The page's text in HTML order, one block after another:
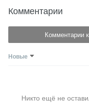
Комментарии
Комментарии
Новые
Никто ещё не